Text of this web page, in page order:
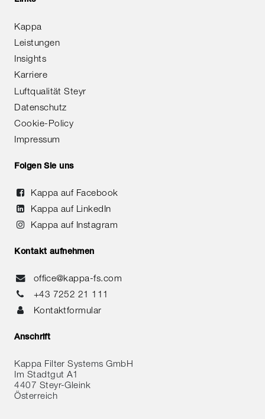
Kappa
Leistungen
Insights
Karriere
Luftqualität Steyr
Datenschutz
Cookie-Policy
Impressum
Folgen Sie uns
Kappa auf Facebook
Kappa auf LinkedIn
Kappa auf Instagram
Kontakt aufnehmen
office@kappa-fs.com
+43 7252 21 111
Kontaktformular
Anschrift
Kappa Filter Systems GmbH
Im Stadtgut A1
4407 Steyr-Gleink
Österreich